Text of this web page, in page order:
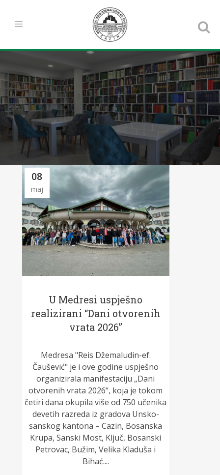
08
maj
U Medresi uspješno
realizirani “Dani otvorenih
vrata 2026”
Medresa "Reis Džemaludin-ef.
Čaušević" je i ove godine uspješno
organizirala manifestaciju „Dani
otvorenih vrata 2026“, koja je tokom
četiri dana okupila više od 750 učenika
devetih razreda iz gradova Unsko-
sanskog kantona – Cazin, Bosanska
Krupa, Sanski Most, Ključ, Bosanski
Petrovac, Bužim, Velika Kladuša i
Bihać....